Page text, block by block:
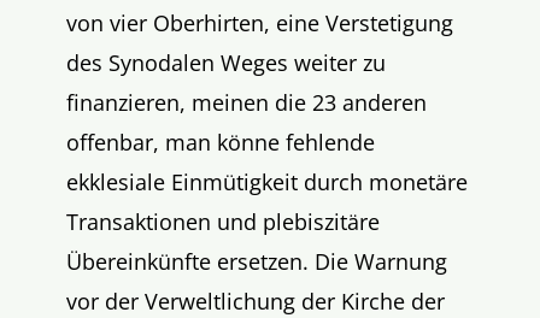
von vier Oberhirten, eine Verstetigung
des Synodalen Weges weiter zu
finanzieren, meinen die 23 anderen
offenbar, man könne fehlende
ekklesiale Einmütigkeit durch monetäre
Transaktionen und plebiszitäre
Übereinkünfte ersetzen. Die Warnung
vor der Verweltlichung der Kirche der